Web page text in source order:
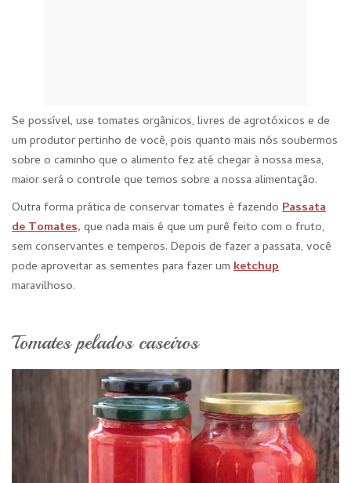
Se possível, use tomates orgânicos, livres de agrotóxicos e de
um produtor pertinho de você, pois quanto mais nós soubermos
sobre o caminho que o alimento fez até chegar à nossa mesa,
maior será o controle que temos sobre a nossa alimentação.
Outra forma prática de conservar tomates é fazendo Passata
de Tomates, que nada mais é que um purê feito com o fruto,
sem conservantes e temperos. Depois de fazer a passata, você
pode aproveitar as sementes para fazer um ketchup
maravilhoso.
Tomates pelados caseiros